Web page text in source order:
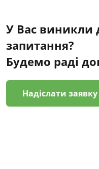
У Вас виникли
запитання?
Будемо раді
Надіслати заявку